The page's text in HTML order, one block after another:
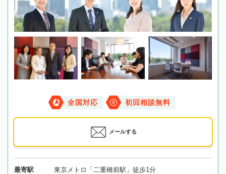
全国対応 初回相談無料
メールする
最寄駅 東京メトロ「二重橋前駅」徒歩1分